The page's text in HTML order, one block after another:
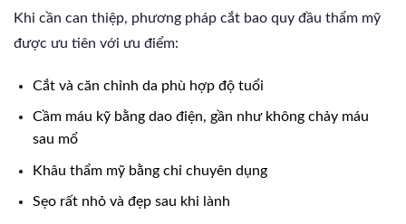
Khi cần can thiệp, phương pháp cắt bao quy đầu thẩm mỹ
được ưu tiên với ưu điểm:
Cắt và căn chỉnh da phù hợp độ tuổi
Cầm máu kỹ bằng dao điện, gần như không chảy máu
sau mổ
Khâu thẩm mỹ bằng chỉ chuyên dụng
Sẹo rất nhỏ và đẹp sau khi lành